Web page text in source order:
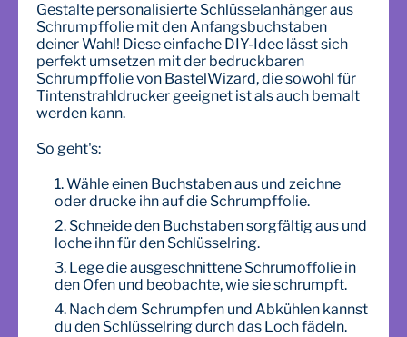
Gestalte personalisierte Schlüsselanhänger aus
Schrumpffolie mit den Anfangsbuchstaben
deiner Wahl! Diese einfache DIY-Idee lässt sich
perfekt umsetzen mit der bedruckbaren
Schrumpffolie von BastelWizard, die sowohl für
Tintenstrahldrucker geeignet ist als auch bemalt
werden kann.
So geht's:
Wähle einen Buchstaben aus und zeichne
oder drucke ihn auf die Schrumpffolie.
Schneide den Buchstaben sorgfältig aus und
loche ihn für den Schlüsselring.
Lege die ausgeschnittene Schrumoffolie in
den Ofen und beobachte, wie sie schrumpft.
Nach dem Schrumpfen und Abkühlen kannst
du den Schlüsselring durch das Loch fädeln.